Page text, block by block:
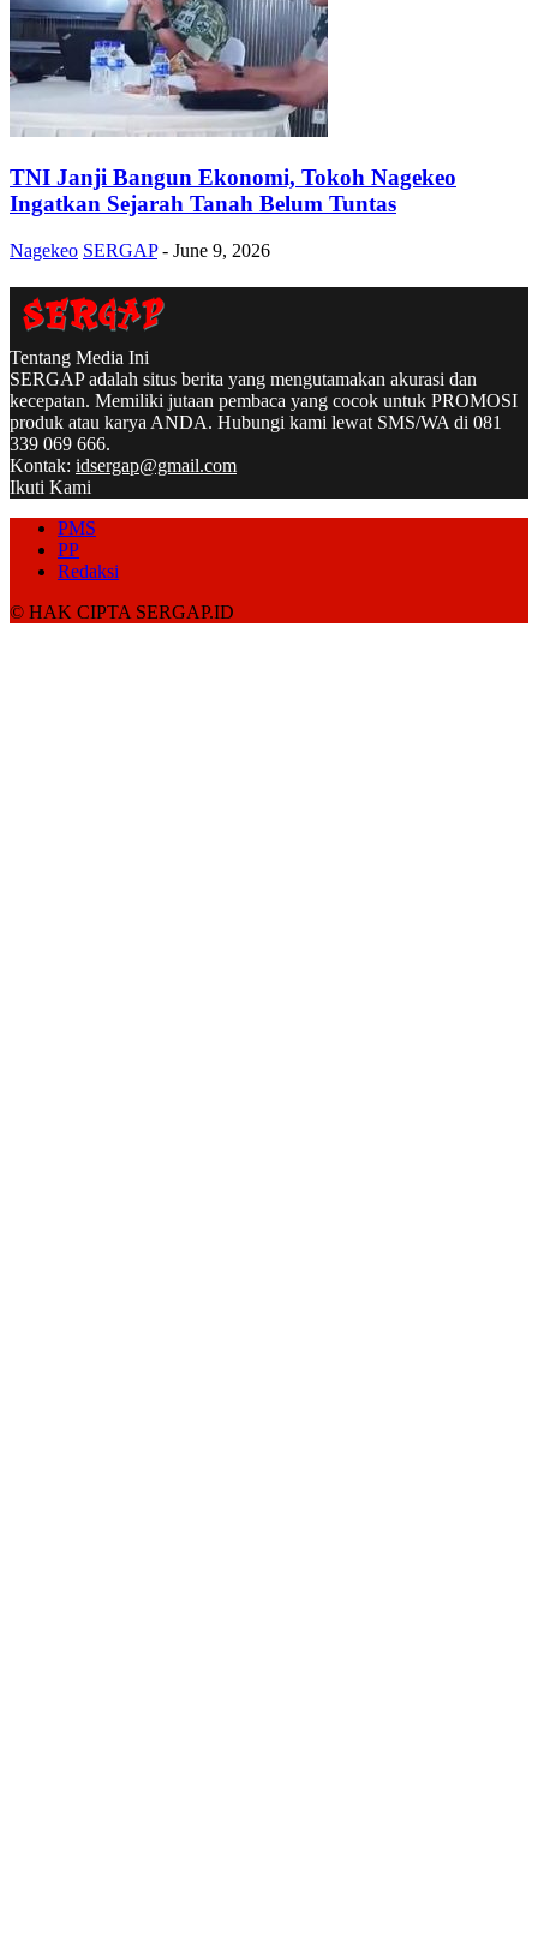
TNI Janji Bangun Ekonomi, Tokoh Nagekeo
Ingatkan Sejarah Tanah Belum Tuntas
Nagekeo SERGAP - June 9, 2026
Tentang Media Ini
SERGAP adalah situs berita yang mengutamakan akurasi dan
kecepatan. Memiliki jutaan pembaca yang cocok untuk PROMOSI
produk atau karya ANDA. Hubungi kami lewat SMS/WA di 081
339 069 666.
Kontak: idsergap@gmail.com
Ikuti Kami
PMS
PP
Redaksi
© HAK CIPTA SERGAP.ID